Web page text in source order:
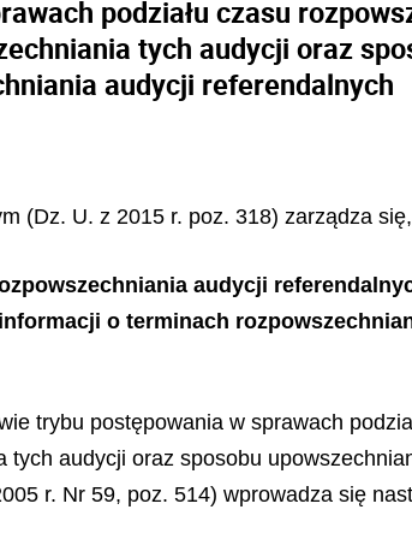
podziału czasu
tych audycji oraz
audycji referendalnych
(Dz. U. z 2015 r. poz. 318) zarządza
audycji
o terminach
trybu postępowania w sprawach
audycji oraz sposobu
r. Nr 59, poz. 514) wprowadza się